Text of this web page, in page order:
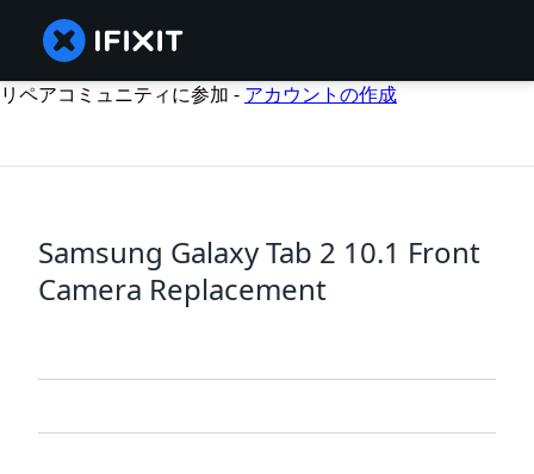
リペアコミュニティに参加 - アカウントの作成
Samsung Galaxy Tab 2 10.1 Front
Camera Replacement